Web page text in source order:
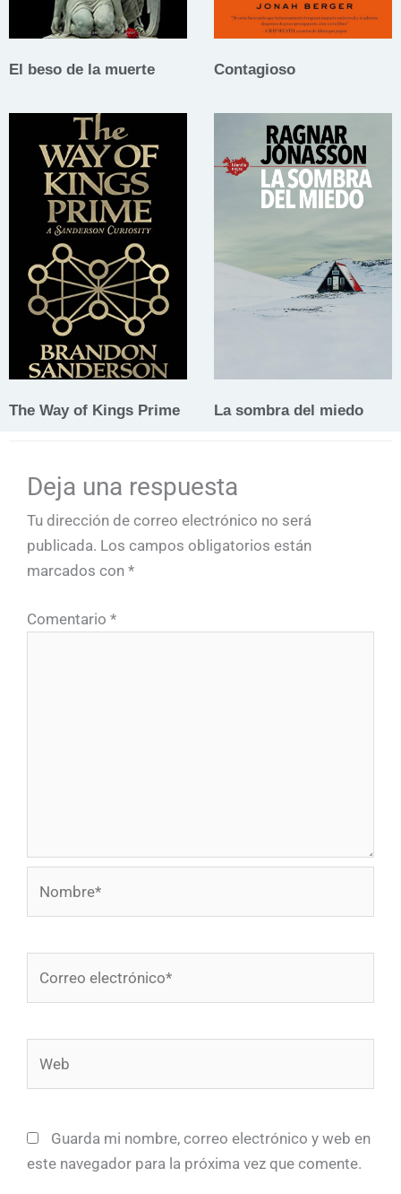
El beso de la muerte Contagioso
The Way of Kings Prime La sombra del miedo
Deja una respuesta
Tu dirección de correo electrónico no será
publicada. Los campos obligatorios están
marcados con *
Comentario *
Guarda mi nombre, correo electrónico y web en
este navegador para la próxima vez que comente.